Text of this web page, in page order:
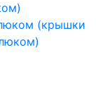
(крышки